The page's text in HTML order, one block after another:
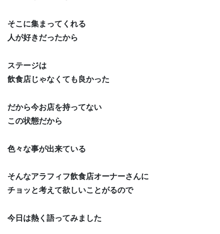
そこに集まってくれる
人が好きだったから
ステージは
飲食店じゃなくても良かった
だから今お店を持ってない
この状態だから
色々な事が出来ている
そんなアラフィフ飲食店オーナーさんに
チョッと考えて欲しいことがるので
今日は熱く語ってみました